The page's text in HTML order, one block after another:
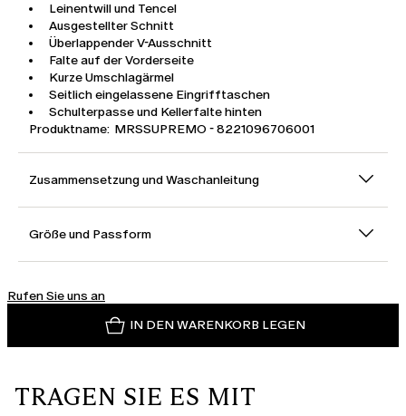
Leinentwill und Tencel
Ausgestellter Schnitt
Überlappender V-Ausschnitt
Falte auf der Vorderseite
Kurze Umschlagärmel
Seitlich eingelassene Eingrifftaschen
Schulterpasse und Kellerfalte hinten
Produktname: MRSSUPREMO - 8221096706001
Zusammensetzung und Waschanleitung
Größe und Passform
Rufen Sie uns an
IN DEN WARENKORB LEGEN
TRAGEN SIE ES MIT